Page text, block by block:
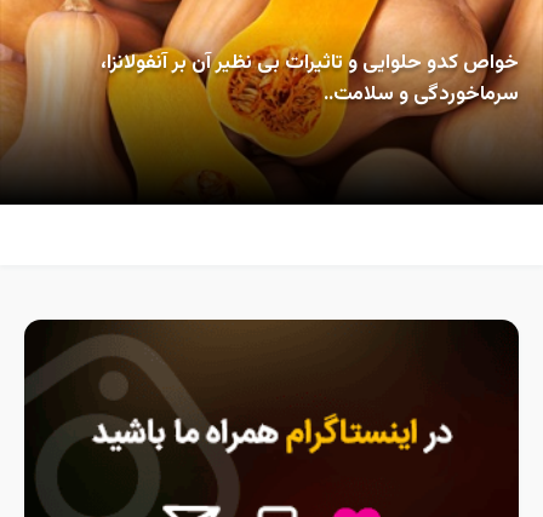
خواص کدو حلوایی و تاثیرات بی نظیر آن بر آنفولانزا،
سرماخوردگی و سلامت..